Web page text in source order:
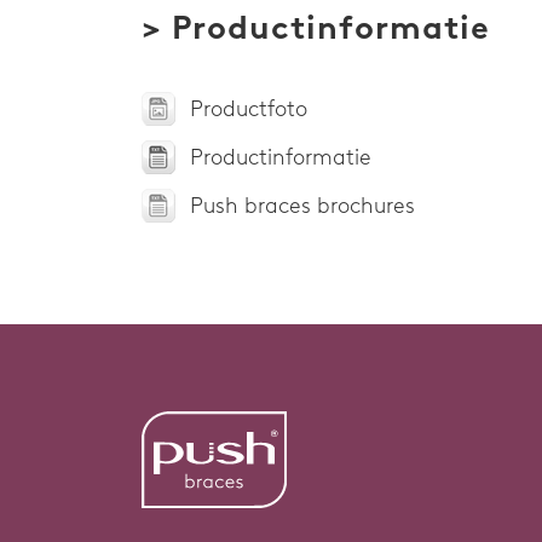
> Productinformatie
Productfoto
Productinformatie
Push braces brochures